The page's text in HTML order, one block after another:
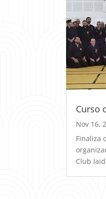
Curso
Nov 16,
Finaliza
Club